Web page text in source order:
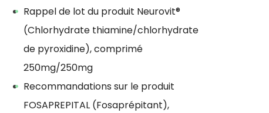
Rappel de lot du produit Neurovit®
(Chlorhydrate thiamine/chlorhydrate
de pyroxidine), comprimé
250mg/250mg
Recommandations sur le produit
FOSAPREPITAL (Fosaprépitant),